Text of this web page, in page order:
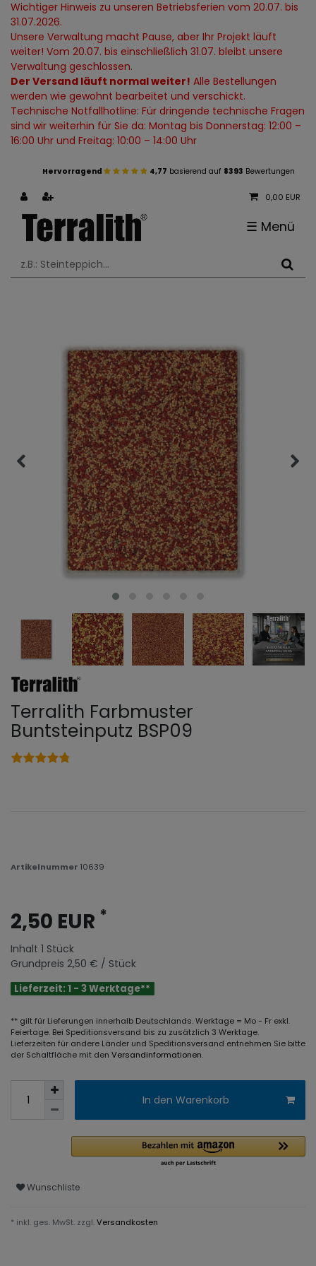
Wichtiger Hinweis zu unseren Betriebsferien vom 20.07. bis
31.07.2026.
Unsere Verwaltung macht Pause, aber Ihr Projekt läuft
weiter! Vom 20.07. bis einschließlich 31.07. bleibt unsere
Verwaltung geschlossen.
Der Versand läuft normal weiter! Alle Bestellungen
werden wie gewohnt bearbeitet und verschickt.
Technische Notfallhotline: Für dringende technische Fragen
sind wir weiterhin für Sie da: Montag bis Donnerstag: 12:00 –
16:00 Uhr und Freitag: 10:00 – 14:00 Uhr
Hervorragend 4,77 basierend auf 8393 Bewertungen
0,00 EUR
☰ Menü
Terralith Farbmuster
Buntsteinputz BSP09
Artikelnummer 10639
2,50 EUR *
Inhalt 1 Stück
Grundpreis 2,50 € / Stück
Lieferzeit: 1 - 3 Werktage**
** gilt für Lieferungen innerhalb Deutschlands. Werktage = Mo - Fr exkl.
Feiertage. Bei Speditionsversand bis zu zusätzlich 3 Werktage.
Lieferzeiten für andere Länder und Speditionsversand entnehmen Sie bitte
der Schaltfläche mit den Versandinformationen.
In den Warenkorb
Wunschliste
* inkl. ges. MwSt. zzgl.Versandkosten